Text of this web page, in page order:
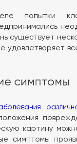
попытки
существует
удовлетворяет
симптомы
картину
симптомы